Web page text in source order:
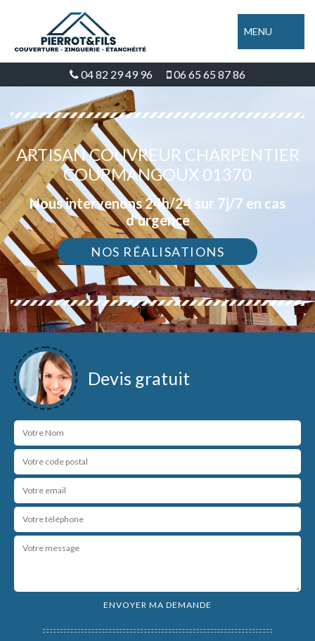
MENU
04 82 29 49 96 06 65 65 87 86
ARTISAN COUVREUR CHARPENTIER
COURMANGOUX 01370
Nous intervenons 24h/24 sur 7j/7 en cas
d'urgence
NOS RÉALISATIONS
Devis gratuit